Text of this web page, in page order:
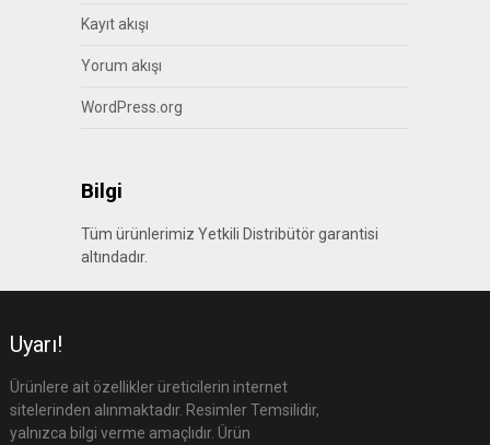
Kayıt akışı
Yorum akışı
WordPress.org
Bilgi
Tüm ürünlerimiz Yetkili Distribütör garantisi
altındadır.
Uyarı!
Ürünlere ait özellikler üreticilerin internet
sitelerinden alınmaktadır. Resimler Temsilidir,
yalnızca bilgi verme amaçlıdır. Ürün